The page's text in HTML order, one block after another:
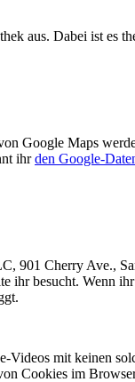
aus. Dabei ist es
Google Maps
ihrden Google-
901 Cherry Ave.,
besucht. Wenn
mit keinen
Cookies im